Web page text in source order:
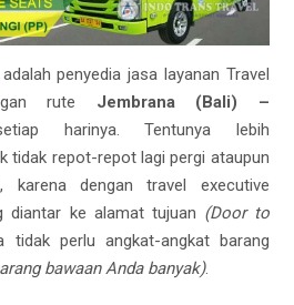
adalah penyedia jasa layanan Travel
rute Jembrana (Bali) –
harinya. Tentunya lebih
tidak repot-repot lagi pergi ataupun
dengan travel executive
diantar ke alamat tujuan (Door to
tidak perlu angkat-angkat barang
bawaan Anda banyak).